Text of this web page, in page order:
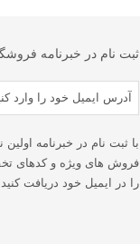
ثبت نام در خبرنامه
با ثبت نام در خبرنامه
فروش های ویژه و کدهای
را در ایمیل خود دریافت کنید .